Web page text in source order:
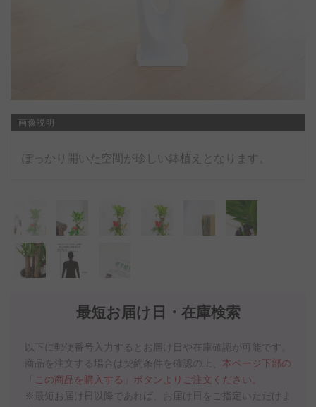
最短お届け日・在庫検索
以下に郵便番号入力するとお届け日や在庫確認が可能です。
商品を注文する場合は契約条件を確認の上、 本ページ下部の
「この商品を購入する」ボタンよりご注文ください。
※最短お届け日以降であれば、お届け日をご指定いただけま
画像説明
ぽっかり開いた空間が珍しい鉢植えとなります。